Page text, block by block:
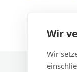
Wir
Wir